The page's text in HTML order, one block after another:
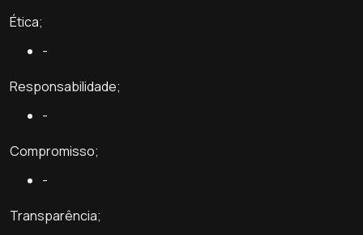
Ética;
-
Responsabilidade;
-
Compromisso;
-
Transparência;